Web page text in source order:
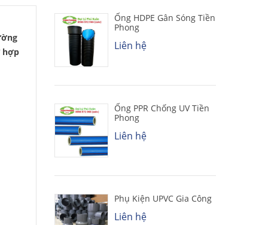
hợp
Ống HDPE Gân Sóng Tiền
Phong
Liên hệ
Ống PPR Chống UV Tiền
Phong
Liên hệ
Phụ Kiện UPVC Gia Công
Liên hệ